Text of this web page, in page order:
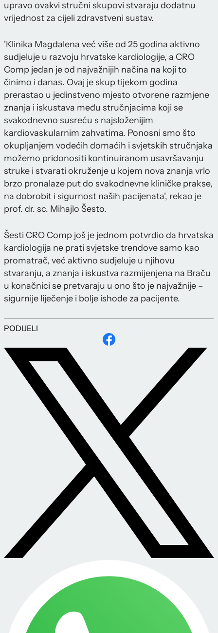
upravo ovakvi stručni skupovi stvaraju dodatnu
vrijednost za cijeli zdravstveni sustav.
'Klinika Magdalena već više od 25 godina aktivno
sudjeluje u razvoju hrvatske kardiologije, a CRO
Comp jedan je od najvažnijih načina na koji to
činimo i danas. Ovaj je skup tijekom godina
prerastao u jedinstveno mjesto otvorene razmjene
znanja i iskustava među stručnjacima koji se
svakodnevno susreću s najsloženijim
kardiovaskularnim zahvatima. Ponosni smo što
okupljanjem vodećih domaćih i svjetskih stručnjaka
možemo pridonositi kontinuiranom usavršavanju
struke i stvarati okruženje u kojem nova znanja vrlo
brzo pronalaze put do svakodnevne kliničke prakse,
na dobrobit i sigurnost naših pacijenata', rekao je
prof. dr. sc. Mihajlo Šesto.
Šesti CRO Comp još je jednom potvrdio da hrvatska
kardiologija ne prati svjetske trendove samo kao
promatrač, već aktivno sudjeluje u njihovu
stvaranju, a znanja i iskustva razmijenjena na Braču
u konačnici se pretvaraju u ono što je najvažnije –
sigurnije liječenje i bolje ishode za pacijente.
PODIJELI